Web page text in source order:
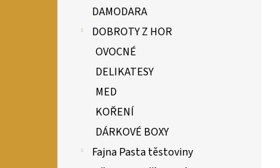
DAMODARA
DOBROTY Z HOR
OVOCNÉ
DELIKATESY
MED
KOŘENÍ
DÁRKOVÉ BOXY
Fajna Pasta těstoviny